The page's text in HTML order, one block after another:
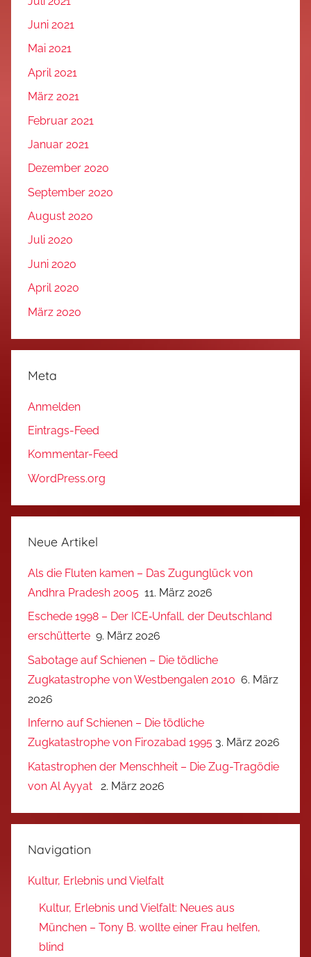
Juni 2021
Mai 2021
April 2021
März 2021
Februar 2021
Januar 2021
Dezember 2020
September 2020
August 2020
Juli 2020
Juni 2020
April 2020
März 2020
Meta
Anmelden
Eintrags-Feed
Kommentar-Feed
WordPress.org
Neue Artikel
Als die Fluten kamen – Das Zugunglück von
Andhra Pradesh 2005 11. März 2026
Eschede 1998 – Der ICE‑Unfall, der Deutschland
erschütterte 9. März 2026
Sabotage auf Schienen – Die tödliche
Zugkatastrophe von Westbengalen 2010 6. März
2026
Inferno auf Schienen – Die tödliche
Zugkatastrophe von Firozabad 1995 3. März 2026
Katastrophen der Menschheit – Die Zug-Tragödie
von Al Ayyat
2. März 2026
Navigation
Kultur, Erlebnis und Vielfalt
Kultur, Erlebnis und Vielfalt: Neues aus
München – Tony B. wollte einer Frau helfen,
blind